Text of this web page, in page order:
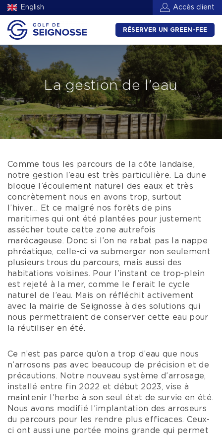
English Accès client
RÉSERVER UN GREEN-FEE
La gestion de l'eau
Comme tous les parcours de la côte landaise,
notre gestion l’eau est très particulière. La dune
bloque l’écoulement naturel des eaux et très
concrètement nous en avons trop, surtout
l’hiver… Et ce malgré nos forêts de pins
maritimes qui ont été plantées pour justement
assécher toute cette zone autrefois
marécageuse. Donc si l’on ne rabat pas la nappe
phréatique, celle-ci va submerger non seulement
plusieurs trous du parcours, mais aussi des
habitations voisines. Pour l’instant ce trop-plein
est rejeté à la mer, comme le ferait le cycle
naturel de l’eau. Mais on réfléchit activement
avec la mairie de Seignosse à des solutions qui
nous permettraient de conserver cette eau pour
la réutiliser en été.
Ce n’est pas parce qu’on a trop d’eau que nous
n’arrosons pas avec beaucoup de précision et de
précautions. Notre nouveau système d’arrosage,
installé entre fin 2022 et début 2023, vise à
maintenir l’herbe à son seul état de survie en été.
Nous avons modifié l’implantation des arroseurs
du parcours pour les rendre plus efficaces. Ceux-
ci ont aussi une portée moins grande qui permet